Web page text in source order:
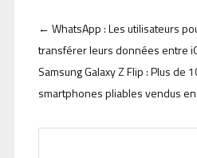
← WhatsApp : Les utilisateurs
transférer leurs données entre
Samsung Galaxy Z Flip : Plus de
smartphones pliables vendus